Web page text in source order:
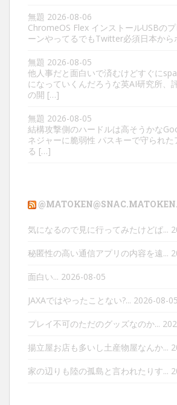
無題 2026-08-06
ChromeOS Flex インストールUSBの
ーンやってるでもTwitter必須日本か
無題 2026-08-05
他人事だと面白いで済むけどすぐに
になっていくんだろうな英AI研究所、
の開 […]
無題 2026-08-05
結構攻撃側のハードルは高そうかな
ネジャーに脆弱性 パスキーで守られた
る […]
気になるので見に行ってみたけどぱ...
秘匿性の高い通信アプリの内容を遠...
面白い... 2026-08-05
JAXAではやったことない?... 2026-08-05
プレイ不可のただのグッズなのか...
揚立屋お店も多いし土産物屋なんか...
家の辺りも陸の孤島と言われたりす...